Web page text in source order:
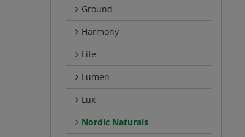
Ground
Harmony
Life
Lumen
Lux
Nordic Naturals